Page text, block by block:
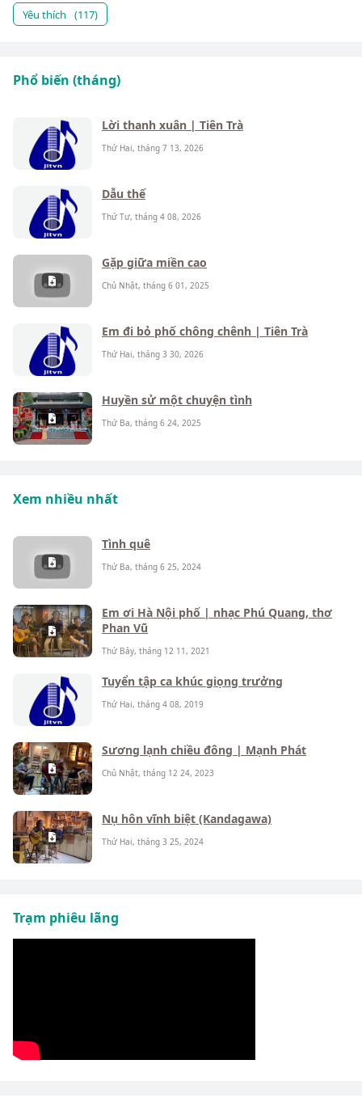
Yêu thích (117)
Phổ biến (tháng)
Lời thanh xuân | Tiên Trà
Thứ Hai, tháng 7 13, 2026
Dẫu thế
Thứ Tư, tháng 4 08, 2026
Gặp giữa miền cao
Chủ Nhật, tháng 6 01, 2025
Em đi bỏ phố chông chênh | Tiên Trà
Thứ Hai, tháng 3 30, 2026
Huyền sử một chuyện tình
Thứ Ba, tháng 6 24, 2025
Xem nhiều nhất
Tình quê
Thứ Ba, tháng 6 25, 2024
Em ơi Hà Nội phố | nhạc Phú Quang, thơ
Phan Vũ
Thứ Bảy, tháng 12 11, 2021
Tuyển tập ca khúc giọng trưởng
Thứ Hai, tháng 4 08, 2019
Sương lạnh chiều đông | Mạnh Phát
Chủ Nhật, tháng 12 24, 2023
Nụ hôn vĩnh biệt (Kandagawa)
Thứ Hai, tháng 3 25, 2024
Trạm phiêu lãng